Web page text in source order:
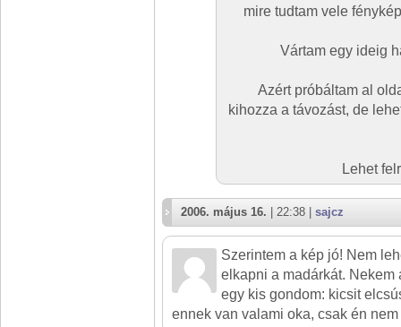
mire tudtam vele
Vártam egy ideig
Azért próbáltam al
kihozza a távozást, de
Lehet
2006. május 16. | 22:38 | sajcz
Szerintem a kép jó! Nem
elkapni a madárkát. Nekem
egy kis gondom: kicsit
ennek van valami oka, csak én nem